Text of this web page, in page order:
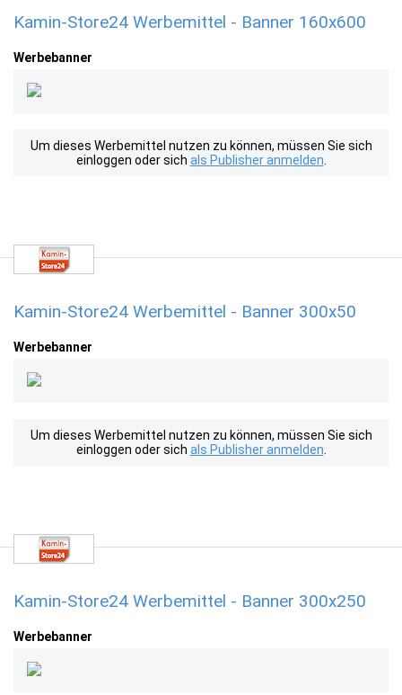
Kamin-Store24 Werbemittel - Banner 160x600
Werbebanner
Um dieses Werbemittel nutzen zu können, müssen Sie sich
einloggen oder sich als Publisher anmelden
Kamin-Store24 Werbemittel - Banner 300x50
Werbebanner
Um dieses Werbemittel nutzen zu können, müssen Sie sich
einloggen oder sich als Publisher anmelden
Kamin-Store24 Werbemittel - Banner 300x250
Werbebanner